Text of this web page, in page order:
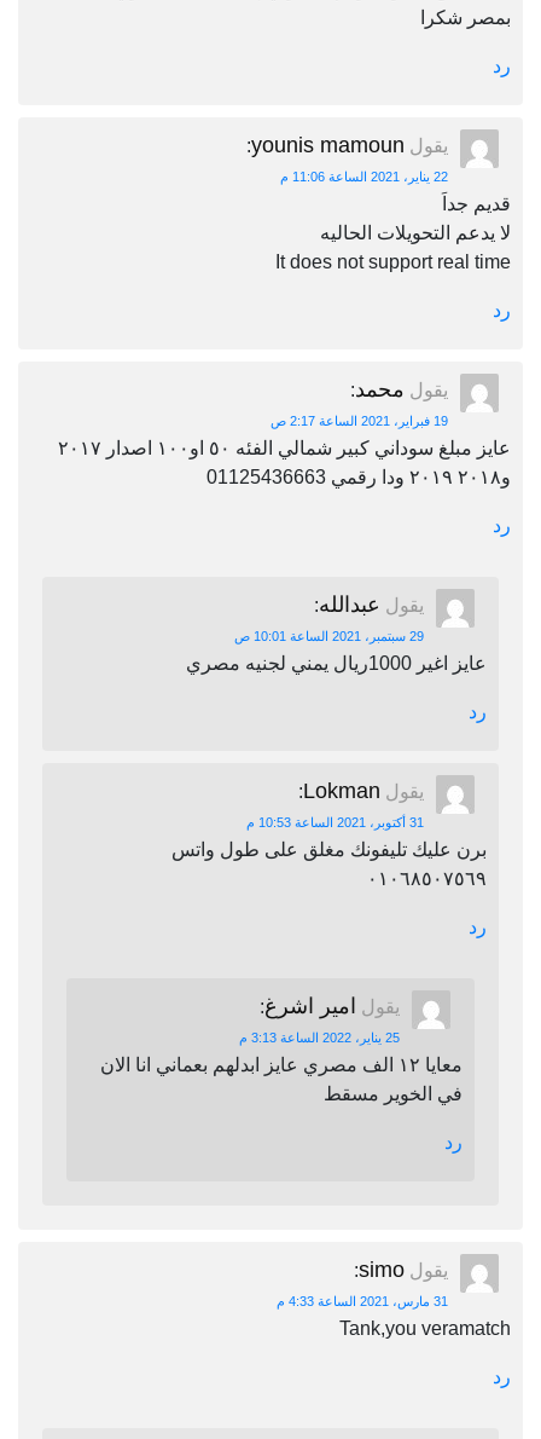
بمصر شكرا
رد
يقول younis mamoun
:
22 يناير، 2021 الساعة 11:06 م
قديم جداَ
لا يدعم التحويلات الحاليه
It does not support real time
رد
يقول محمد:
19 فبراير، 2021 الساعة 2:17 ص
عايز مبلغ سوداني كبير شمالي الفئه ٥٠ او١٠٠ اصدار ٢٠١٧
و٢٠١٨ ٢٠١٩ ودا رقمي 01125436663
رد
يقول عبدالله:
29 سبتمبر، 2021 الساعة 10:01 ص
عايز اغير 1000ريال يمني لجنيه مصري
رد
يقول Lokman
:
31 أكتوبر، 2021 الساعة 10:53 م
برن عليك تليفونك مغلق على طول واتس
٠١٠٦٨٥٠٧٥٦٩
رد
يقول امير اشرغ:
25 يناير، 2022 الساعة 3:13 م
معايا ١٢ الف مصري عايز ابدلهم بعماني انا الان
في الخوير مسقط
رد
يقول simo
:
31 مارس، 2021 الساعة 4:33 م
Tank,you veramatch
رد